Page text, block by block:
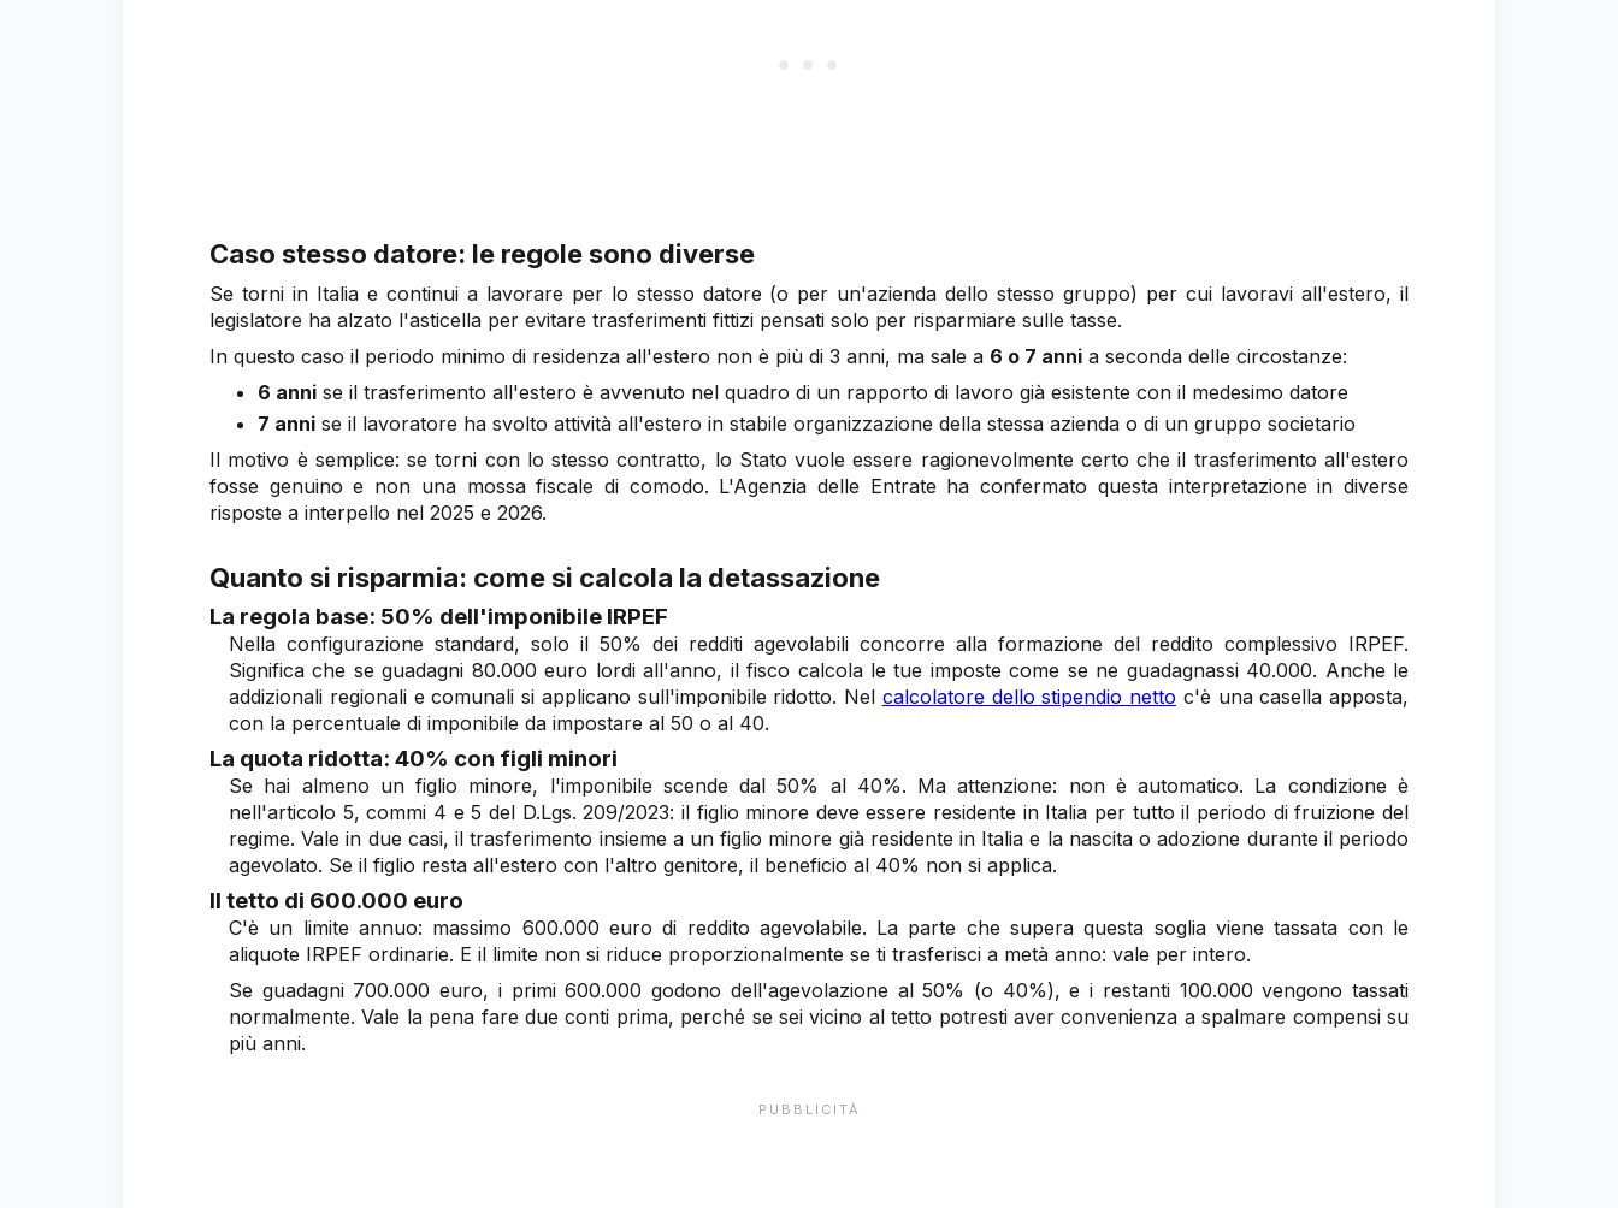
Caso stesso datore: le regole sono diverse
Se torni in Italia e continui a lavorare per lo stesso datore (o per un'azienda dello stesso gruppo) per cui lavoravi all'estero, il
legislatore ha alzato l'asticella per evitare trasferimenti fittizi pensati solo per risparmiare sulle tasse.
In questo caso il periodo minimo di residenza all'estero non è più di 3 anni, ma sale a 6 o 7 anni a seconda delle circostanze:
6 anni se il trasferimento all'estero è avvenuto nel quadro di un rapporto di lavoro già esistente con il medesimo datore
7 anni se il lavoratore ha svolto attività all'estero in stabile organizzazione della stessa azienda o di un gruppo societario
Il motivo è semplice: se torni con lo stesso contratto, lo Stato vuole essere ragionevolmente certo che il trasferimento all'estero
fosse genuino e non una mossa fiscale di comodo. L'Agenzia delle Entrate ha confermato questa interpretazione in diverse
risposte a interpello nel 2025 e 2026.
Quanto si risparmia: come si calcola la detassazione
La regola base: 50% dell'imponibile IRPEF
Nella configurazione standard, solo il 50% dei redditi agevolabili concorre alla formazione del reddito complessivo IRPEF.
Significa che se guadagni 80.000 euro lordi all'anno, il fisco calcola le tue imposte come se ne guadagnassi 40.000. Anche le
addizionali regionali e comunali si applicano sull'imponibile ridotto. Nel calcolatore dello stipendio netto c'è una casella apposta,
con la percentuale di imponibile da impostare al 50 o al 40.
La quota ridotta: 40% con figli minori
Se hai almeno un figlio minore, l'imponibile scende dal 50% al 40%. Ma attenzione: non è automatico. La condizione è
nell'articolo 5, commi 4 e 5 del D.Lgs. 209/2023: il figlio minore deve essere residente in Italia per tutto il periodo di fruizione del
regime. Vale in due casi, il trasferimento insieme a un figlio minore già residente in Italia e la nascita o adozione durante il periodo
agevolato. Se il figlio resta all'estero con l'altro genitore, il beneficio al 40% non si applica.
Il tetto di 600.000 euro
C'è un limite annuo: massimo 600.000 euro di reddito agevolabile. La parte che supera questa soglia viene tassata con le
aliquote IRPEF ordinarie. E il limite non si riduce proporzionalmente se ti trasferisci a metà anno: vale per intero.
Se guadagni 700.000 euro, i primi 600.000 godono dell'agevolazione al 50% (o 40%), e i restanti 100.000 vengono tassati
normalmente. Vale la pena fare due conti prima, perché se sei vicino al tetto potresti aver convenienza a spalmare compensi su
più anni.